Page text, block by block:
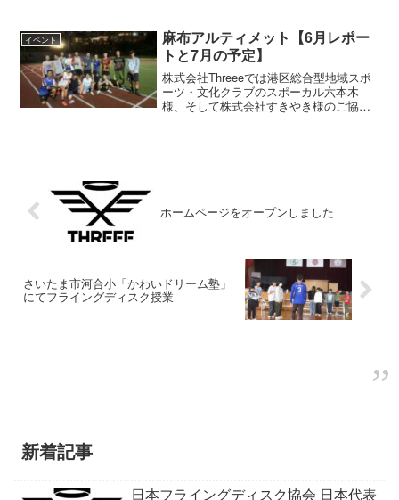
び、チームに分かれてアルティメットの
試合を行いました。参加した生徒たちは
「楽しかった。また、機会があればやっ
てみたい。」と感想を述べました。
イベント
麻布アルティメット【6月レポー
トと7月の予定】
株式会社Threeeでは港区総合型地域スポ
ーツ・文化クラブのスポーカル六本木
様、そして株式会社すきやき様のご協力
ホームページをオープンしました
さいたま市河合小「かわいドリーム塾」
にてフライングディスク授業
新着記事
日本フライングディスク協会 日本代表